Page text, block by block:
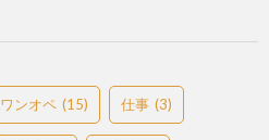
ワンオペ (15) 仕事 (3)